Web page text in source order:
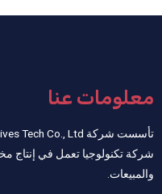
معلومات عنا
شركة تكنولوجيا تعمل في إنتاج
والمبيعات.